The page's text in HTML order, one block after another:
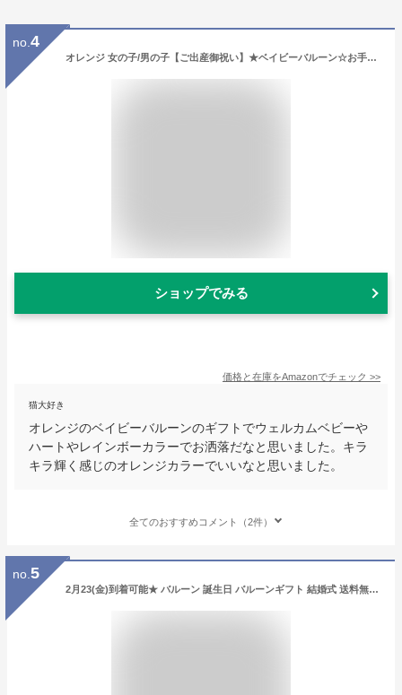
no. 4
オレンジ 女の子/男の子【ご出産御祝い】★ベイビーバルーン☆お手軽サイズ バルーンギフト
ショップでみる
価格と在庫をAmazonでチェック >>
猫大好き
オレンジのベイビーバルーンのギフトでウェルカムベビーや
ハートやレインボーカラーでお洒落だなと思いました。キラ
キラ輝く感じのオレンジカラーでいいなと思いました。
全てのおすすめコメント（2件）
no. 5
2月23(金)到着可能★ バルーン 誕生日 バルーンギフト 結婚式 送料無料 ディズニー プリンセス プレゼント 出産祝い 女の子 赤ちゃん 子供 開店祝い 発表会 入園 卒園 入学 祝電 卒業 可愛い 人気 流行 専門 あす楽対応